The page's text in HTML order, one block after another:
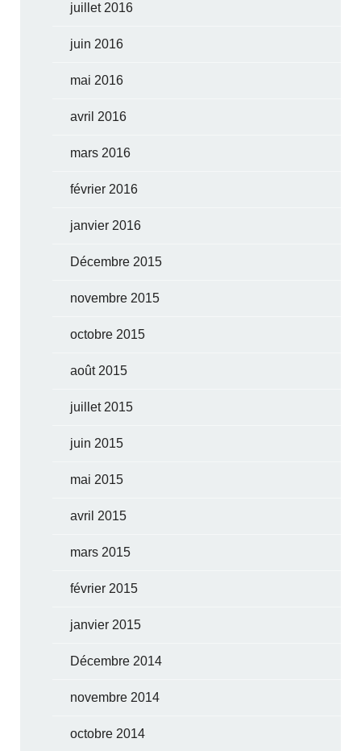
juillet 2016
juin 2016
mai 2016
avril 2016
mars 2016
février 2016
janvier 2016
Décembre 2015
novembre 2015
octobre 2015
août 2015
juillet 2015
juin 2015
mai 2015
avril 2015
mars 2015
février 2015
janvier 2015
Décembre 2014
novembre 2014
octobre 2014